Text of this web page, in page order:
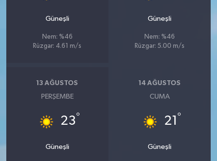
Güneşli
Nem: %46
Rüzgar: 4.61 m/s
Güneşli
Nem: %46
Rüzgar: 5.00 m/s
13 AĞUSTOS
PERŞEMBE
23°
Güneşli
14 AĞUSTOS
CUMA
21 °
Güneşli